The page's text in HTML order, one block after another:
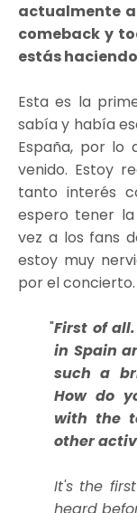
actualmente
comeback y
estás
Esta es la
sabía y había
España, por lo
venido. Estoy
tanto interés
espero tener
vez a los fans
estoy muy
por el concierto.
First of
in Spain
such a
How do
with the
other
It's the